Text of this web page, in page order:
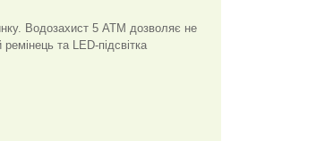
Водозахист 5 ATM дозволяє не
та LED-підсвітка